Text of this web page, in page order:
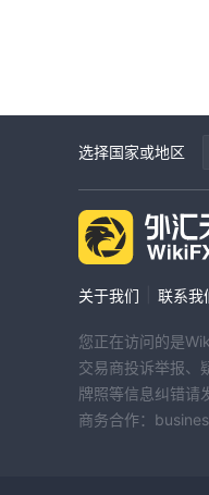
选择国家或地区
关于我们 联系我
您正在访问的是
交易商投诉举报
牌照等信息纠错请
商务合作：